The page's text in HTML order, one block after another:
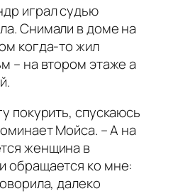
играл судью
Снимали в доме на
когда-то жил
– на втором этаже а
покурить, спускаюсь
Мойса. – А на
женщина в
обращается ко мне:
далеко